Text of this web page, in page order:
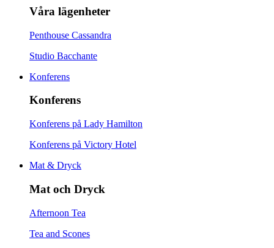
Våra lägenheter
Penthouse Cassandra
Studio Bacchante
Konferens
Konferens
Konferens på Lady Hamilton
Konferens på Victory Hotel
Mat & Dryck
Mat och Dryck
Afternoon Tea
Tea and Scones